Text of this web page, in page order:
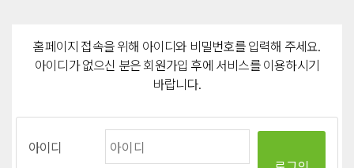
홈페이지 접속을 위해 아이디와 비밀번호를 입력해 주세요.
아이디가 없으신 분은 회원가입 후에 서비스를 이용하시기
바랍니다.
아이디